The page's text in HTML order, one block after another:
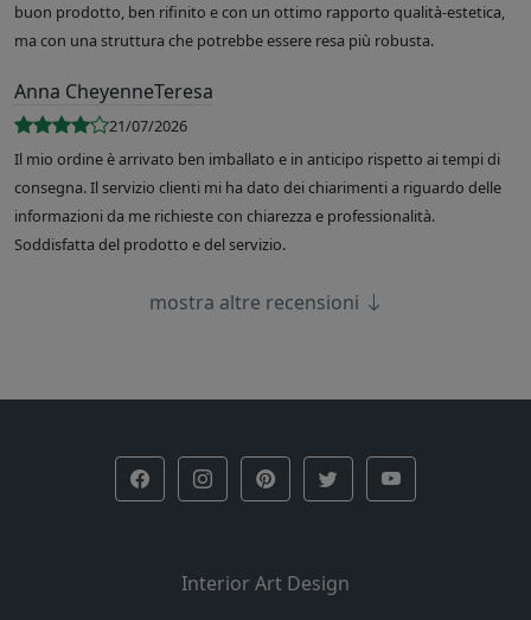
buon prodotto, ben rifinito e con un ottimo rapporto qualità-estetica,
ma con una struttura che potrebbe essere resa più robusta.
Anna CheyenneTeresa
21/07/2026
Il mio ordine è arrivato ben imballato e in anticipo rispetto ai tempi di
consegna. Il servizio clienti mi ha dato dei chiarimenti a riguardo delle
informazioni da me richieste con chiarezza e professionalità.
Soddisfatta del prodotto e del servizio.
mostra altre recensioni
Interior Art Design